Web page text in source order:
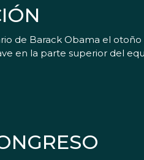
de Barack Obama el otoño
en la parte superior del